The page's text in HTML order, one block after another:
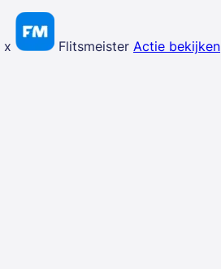
x Flitsmeister Actie bekijken